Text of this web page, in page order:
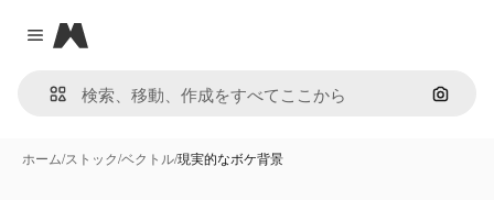
Close menu
Magnific
画像で
ホーム/ストック/ベクトル/現実的なボケ背景